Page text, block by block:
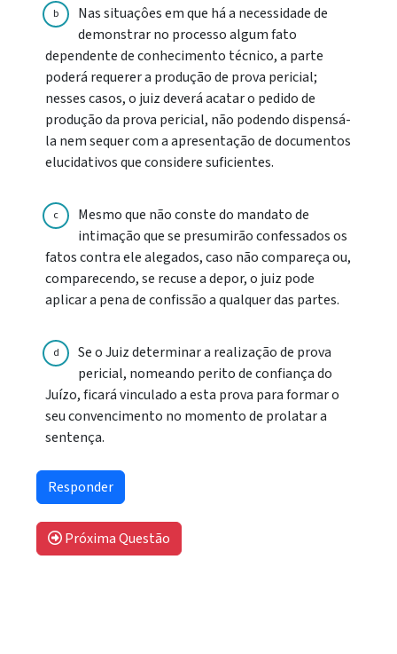
b
Nas situaçôes em que há a necessidade de
demonstrar no processo algum fato
dependente de conhecimento técnico, a parte
poderá requerer a produção de prova pericial;
nesses casos, o juiz deverá acatar o pedido de
produção da prova pericial, não podendo dispensá-
la nem sequer com a apresentação de documentos
elucidativos que considere suficientes.
c
Mesmo que não conste do mandato de
intimação que se presumirão confessados os
fatos contra ele alegados, caso não compareça ou,
comparecendo, se recuse a depor, o juiz pode
aplicar a pena de confissão a qualquer das partes.
d
Se o Juiz determinar a realização de prova
pericial, nomeando perito de confiança do
Juízo, ficará vinculado a esta prova para formar o
seu convencimento no momento de prolatar a
sentença.
Próxima Questão